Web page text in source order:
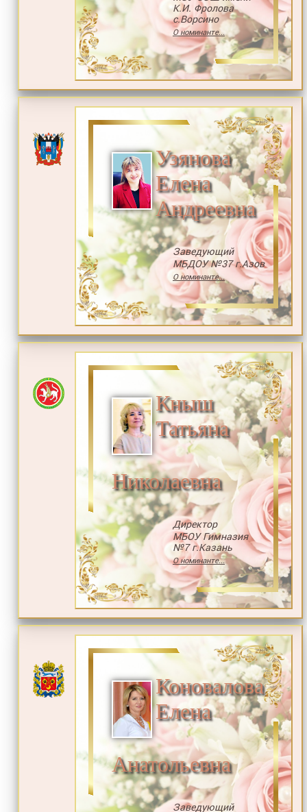
К.И. Фролова
с.Ворсино
О номинанте...
Узянова
Елена
Андреевна
Заведующий
МБДОУ №37 г.Азов
О номинанте...
Кныш
Татьяна
Николаевна
Директор
МБОУ Гимназия
№7 г.Казань
О номинанте...
Коновалова
Елена
Анатольевна
Заведующий